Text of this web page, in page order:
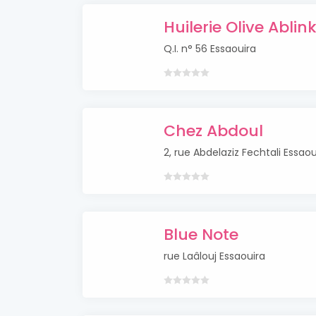
Huilerie Olive
Q.I. n° 56 Essaouira
Chez Abdoul
2, rue Abdelaziz Fechtali
Blue Note
rue Laâlouj Essaouira